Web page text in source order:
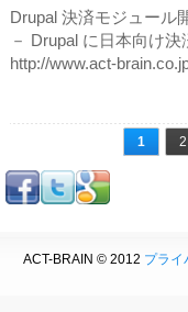
Drupal 決済モジュール
－ Drupal に日本向け決
http://www.act-
1 2
ACT-BRAIN © 2012 プライ